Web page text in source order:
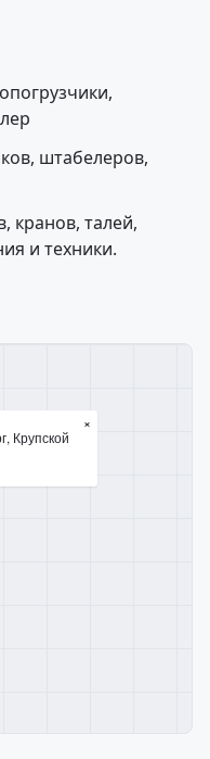
штабелеров,
кранов, талей,
и техники.
Крупской
×